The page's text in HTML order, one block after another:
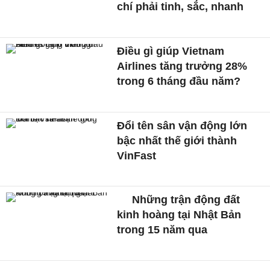
chí phải tinh, sắc, nhanh
Điều gì giúp Vietnam
Airlines tăng trưởng 28%
trong 6 tháng đầu năm?
Đổi tên sân vận động lớn
bậc nhất thế giới thành
VinFast
Những trận động đất
kinh hoàng tại Nhật Bản
trong 15 năm qua